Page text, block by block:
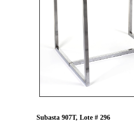
Subasta 907T, Lote # 296